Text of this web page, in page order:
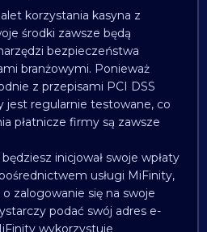
korzystania kasyna z
środki zawsze będą
bezpieczeństwa
branżowymi. Ponieważ
z przepisami PCI DSS
jest regularnie testowane, co
płatnicze firmy są zawsze
inicjował swoje wpłaty
usługi MiFinity,
zalogowanie się na swoje
podać swój adres e-
wykorzystuje